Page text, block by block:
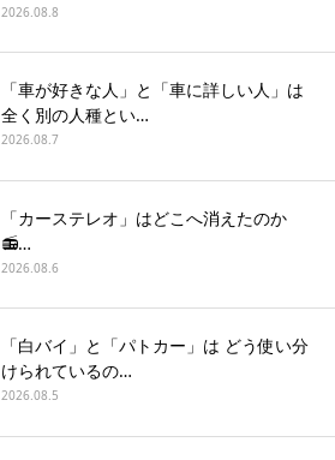
2026.08.8
「車が好きな人」と「車に詳しい人」は
全く別の人種とい…
2026.08.7
「カーステレオ」はどこへ消えたのか
📻…
2026.08.6
「白バイ」と「パトカー」は どう使い分
けられているの…
2026.08.5